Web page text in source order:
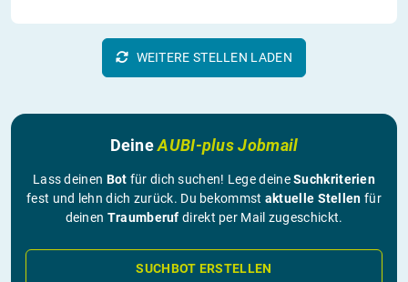
WEITERE STELLEN LADEN
DeineAUBI-plus Jobmail
Lass deinen Bot für dich suchen! Lege deineSuchkriterien
fest und lehn dich zurück. Du bekommst aktuelle Stellen für
deinen Traumberuf direkt per Mail zugeschickt.
SUCHBOT ERSTELLEN